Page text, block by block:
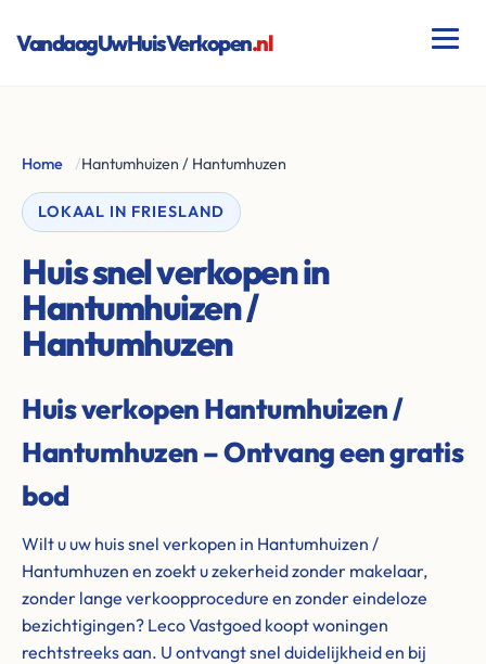
VandaagUwHuisVerkopen.nl
Home /Hantumhuizen / Hantumhuzen
LOKAAL IN FRIESLAND
Huis snel verkopen in
Hantumhuizen /
Hantumhuzen
Huis verkopen Hantumhuizen /
Hantumhuzen – Ontvang een gratis
bod
Wilt u uw huis snel verkopen in Hantumhuizen /
Hantumhuzen en zoekt u zekerheid zonder makelaar,
zonder lange verkoopprocedure en zonder eindeloze
bezichtigingen? Leco Vastgoed koopt woningen
rechtstreeks aan. U ontvangt snel duidelijkheid en bij